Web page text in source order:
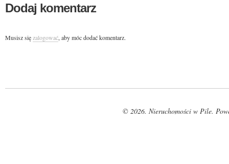
Dodaj komentarz
Musisz sięzalogować, aby móc dodać komentarz.
© 2026. Nieruchomości w Pile.